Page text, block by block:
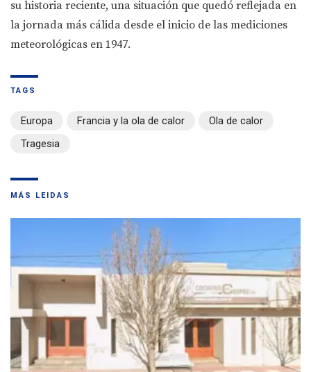
su historia reciente, una situación que quedó reflejada en
la jornada más cálida desde el inicio de las mediciones
meteorológicas en 1947.
TAGS
Europa Francia y la ola de calor
Ola de calor
Tragesia
MÁS LEIDAS